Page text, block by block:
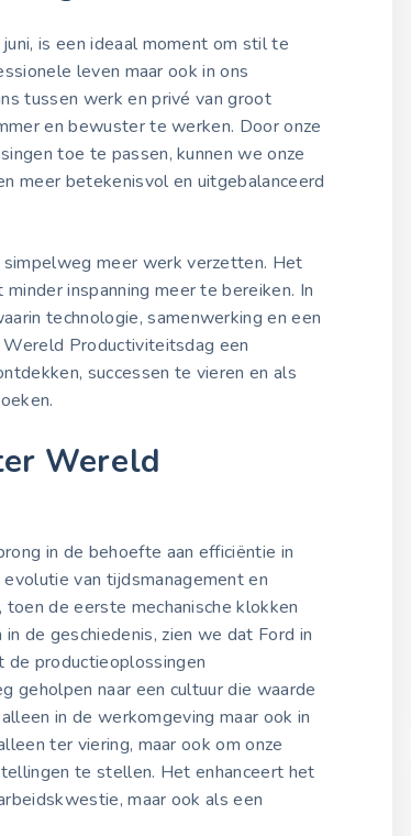
is een ideaal moment om stil te
leven maar ook in ons
tussen werk en privé van groot
en bewuster te werken. Door onze
toe te passen, kunnen we onze
meer betekenisvol en uitgebalanceerd
meer werk verzetten. Het
inspanning meer te bereiken. In
technologie, samenwerking en een
Productiviteitsdag een
successen te vieren en als
Wereld
in de behoefte aan efficiëntie in
van tijdsmanagement en
de eerste mechanische klokken
de geschiedenis, zien we dat Ford in
productieoplossingen
geholpen naar een cultuur die waarde
in de werkomgeving maar ook in
ter viering, maar ook om onze
te stellen. Het enhanceert het
maar ook als een
Wereld
2021
20 juni 2021
20 juni 2022
2023
Wereld
2025
20 juni 2025